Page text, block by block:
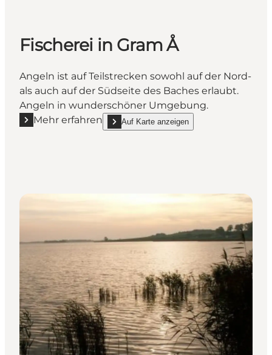
Fischerei in Gram Å
Angeln ist auf Teilstrecken sowohl auf der Nord-
als auch auf der Südseite des Baches erlaubt.
Angeln in wunderschöner Umgebung.
Mehr erfahren
Mehr erfahren "Fischerei in Gram Å"
Auf Karte anzeigen
show Fischerei in Gram Å on_map